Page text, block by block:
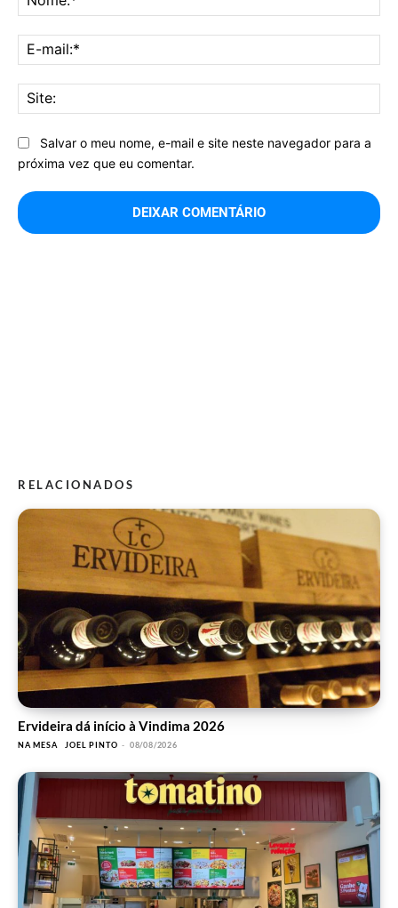
Salvar o meu nome, e-mail e site neste navegador para a
próxima vez que eu comentar.
RELACIONADOS
Ervideira dá início à Vindima 2026
NA MESA JOEL PINTO - 08/08/2026